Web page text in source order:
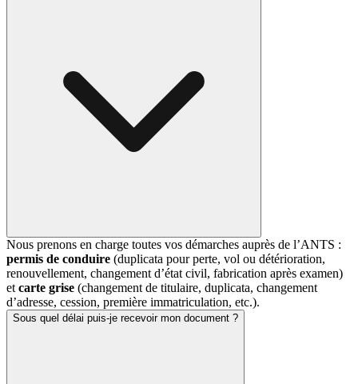
Nous prenons en charge toutes vos démarches auprès de l’ANTS :
permis de conduire (duplicata pour perte, vol ou détérioration,
renouvellement, changement d’état civil, fabrication après examen)
et carte grise (changement de titulaire, duplicata, changement
d’adresse, cession, première immatriculation, etc.).
Sous quel délai puis-je recevoir mon document ?